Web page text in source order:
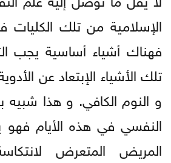
الإسلامية من تلك الكليات
فهناك أشياء أساسية يجب
تلك الأشياء الإبتعاد عن
و النوم الكافي. و هذا شبيه
النفسي في هذه الأيام فهو
المريض المتعرض